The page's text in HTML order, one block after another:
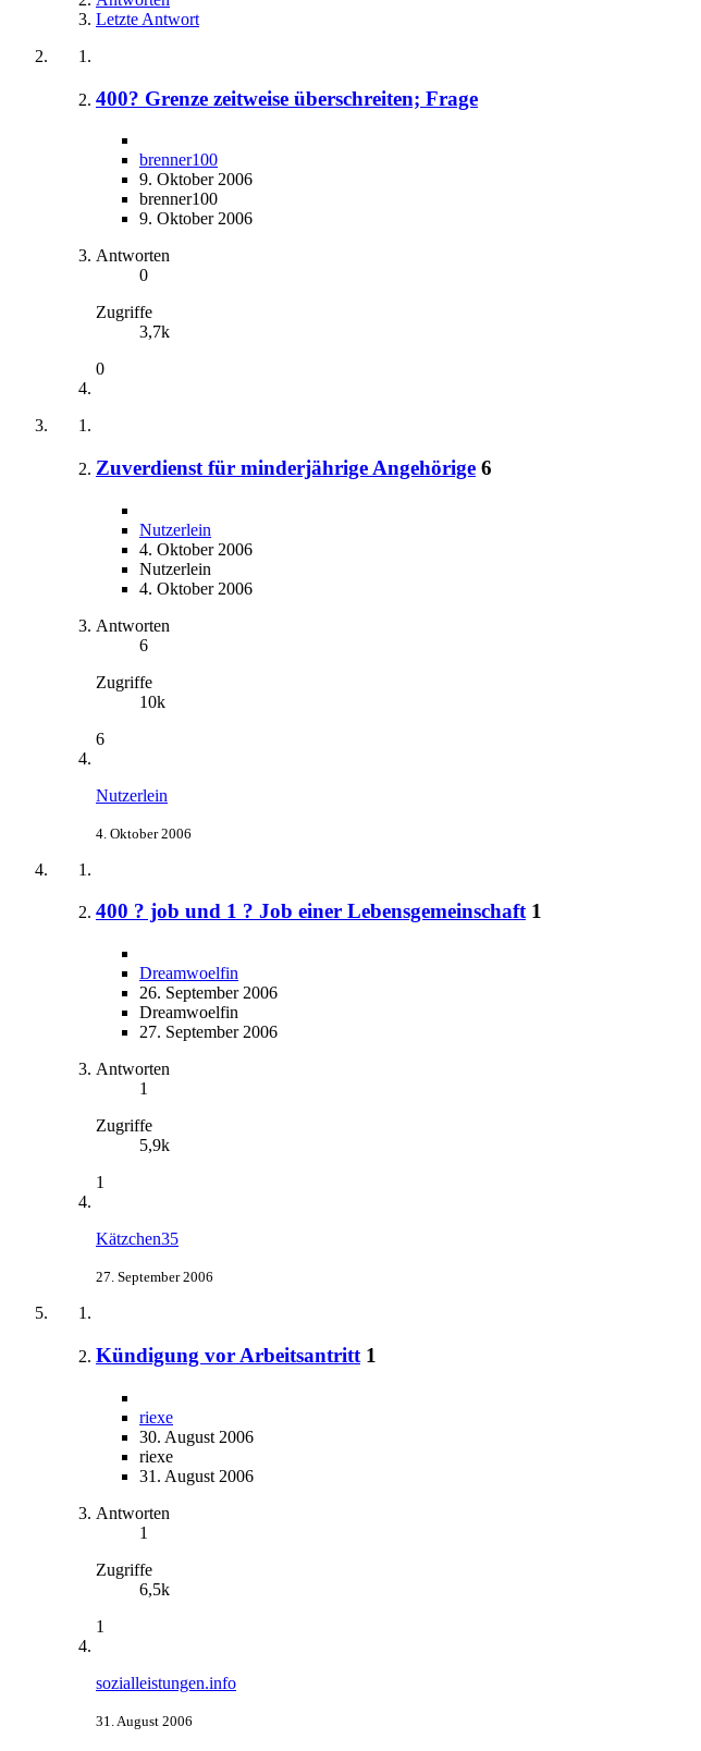
Letzte Antwort
400? Grenze zeitweise überschreiten; Frage
brenner100
9. Oktober 2006
brenner100
9. Oktober 2006
Antworten
0
Zugriffe
3,7k
0
Zuverdienst für minderjährige Angehörige 6
Nutzerlein
4. Oktober 2006
Nutzerlein
4. Oktober 2006
Antworten
6
Zugriffe
10k
6
Nutzerlein
4. Oktober 2006
400 ? job und 1 ? Job einer Lebensgemeinschaft 1
Dreamwoelfin
26. September 2006
Dreamwoelfin
27. September 2006
Antworten
1
Zugriffe
5,9k
1
Kätzchen35
27. September 2006
Kündigung vor Arbeitsantritt 1
riexe
30. August 2006
riexe
31. August 2006
Antworten
1
Zugriffe
6,5k
1
sozialleistungen.info
31. August 2006